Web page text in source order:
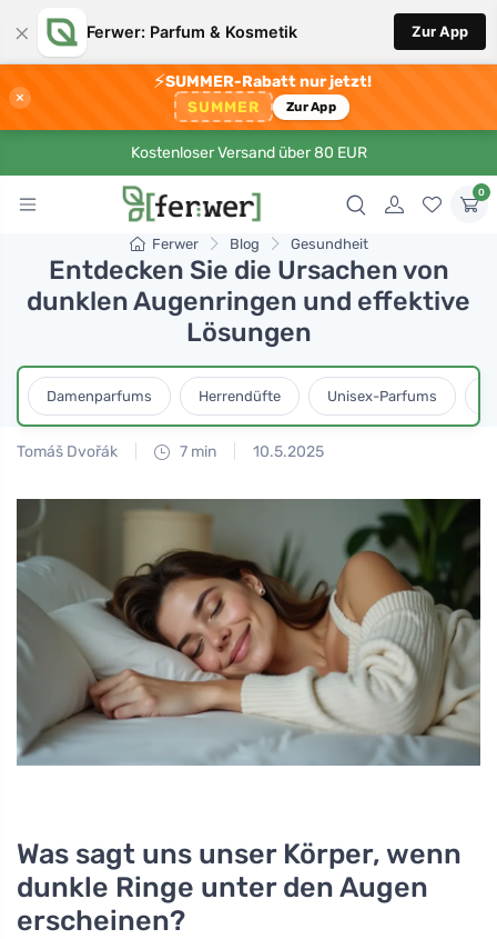
× Ferwer: Parfum & Kosmetik Zur App
×
⚡SUMMER-Rabatt nur jetzt!
SUMMER Zur App
Kostenloser Versand über 80 EUR
0
Ferwer Blog Gesundheit
Entdecken Sie die Ursachen von
dunklen Augenringen und effektive
Lösungen
Damenparfums Herrendüfte Unisex-Parfums
Tomáš Dvořák 7 min 10.5.2025
Was sagt uns unser Körper, wenn
dunkle Ringe unter den Augen
erscheinen?